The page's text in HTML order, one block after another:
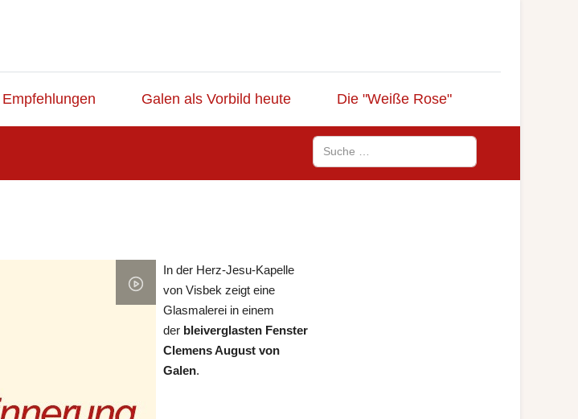
Empfehlungen Galen als Vorbild heute Die "Weiße Rose"
Suchen
In der Herz-Jesu-Kapelle
von Visbek zeigt eine
Glasmalerei in einem
der bleiverglasten Fenster
Clemens August von
Galen.